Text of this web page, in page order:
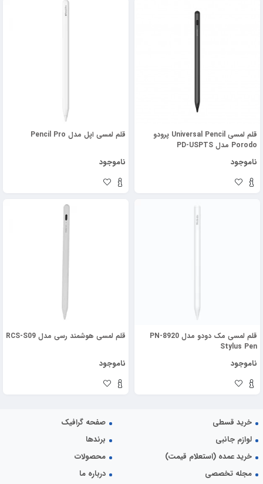
قلم لمسی Universal Pencil پرودو
Porodo مدل PD-USPTS
ناموجود
قلم لمسی اپل مدل Pencil Pro
ناموجود
قلم لمسی مک دودو مدل PN-8920
Stylus Pen
ناموجود
قلم لمسی هوشمند رسی مدل RCS-S09
ناموجود
خرید قسطی
صفحه گرافیک
لوازم جانبی
برندها
خرید عمده (استعلام قیمت)
محصولات
مجله تخصصی
درباره ما